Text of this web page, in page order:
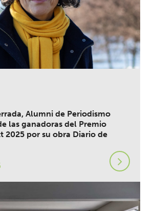
Alumni de Periodismo
las ganadoras del Premio
2025 por su obra Diario de